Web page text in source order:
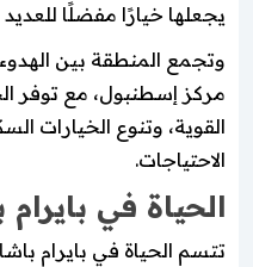
يجعلها خيارًا مفضلًا
وتجمع المنطقة بين
مركز إسطنبول، مع توفر
القوية، وتنوع الخيارات
الاحتياجات.
الحياة في بايرام
تتسم الحياة في بايرام